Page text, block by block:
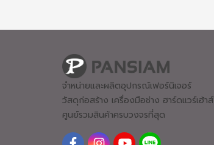
จำหน่ายและผลิตอุปกรณ์เฟอร์นิเจอร์
วัสดุก่อสร้าง เครื่องมือช่าง ฮาร์ดแวร์เฮ้าส์
ศูนย์รวมสินค้าครบวงจรที่สุด